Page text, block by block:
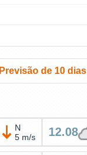
Previsão de 10 dias
N
5 m/s
12.08